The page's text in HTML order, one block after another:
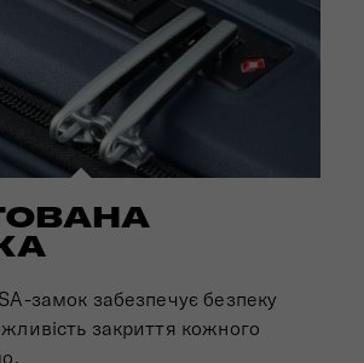
замок забезпечує безпеку
закриття кожного